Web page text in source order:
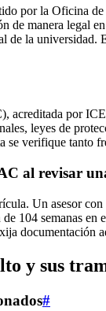
por la Oficina
de manera
la
por
leyes de
verifique tanto
al revisar
Un asesor
104 semanas
y sus
#